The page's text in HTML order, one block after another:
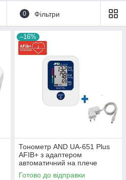
0 Фільтри
–16%
Тонометр AND UA-651 Plus
AFIB+ з адаптером
автоматичний на плече
гарантія 10 років
Готово до відправки